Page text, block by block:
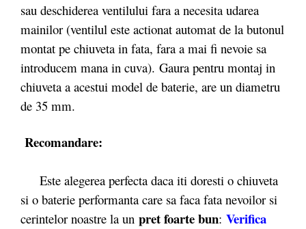
sau deschiderea ventilului fara a necesita udarea
mainilor (ventilul este actionat automat de la butonul
montat pe chiuveta in fata, fara a mai fi nevoie sa
introducem mana in cuva). Gaura pentru montaj in
chiuveta a acestui model de baterie, are un diametru
de 35 mm.
Recomandare:
Este alegerea perfecta daca iti doresti o chiuveta
si o baterie performanta care sa faca fata nevoilor si
cerintelor noastre la un pret foarte bun: Verifica